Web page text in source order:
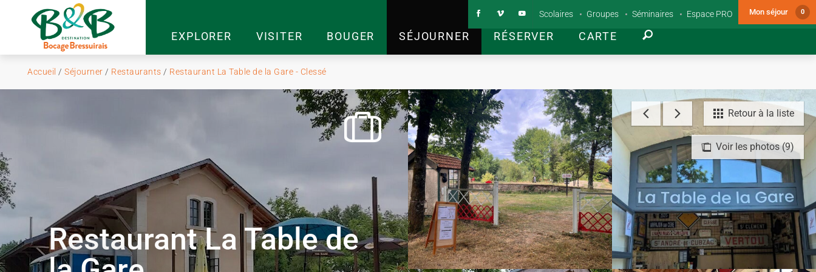
EXPLORER VISITER BOUGER SÉJOURNER RÉSERVER CARTE
Scolaires Groupes Séminaires Espace PRO Mon séjour 0
Accueil / Séjourner / Restaurants / Restaurant La Table de la Gare - Clessé
Voir les photos (9)
Retour à la liste
Restaurant La Table de